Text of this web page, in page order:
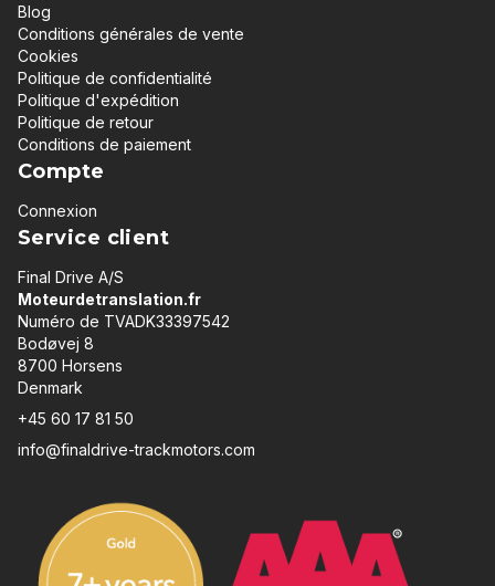
Blog
Conditions générales de vente
Cookies
Politique de confidentialité
Politique d'expédition
Politique de retour
Conditions de paiement
Compte
Connexion
Service client
Final Drive A/S
Moteurdetranslation.fr
Numéro de TVADK33397542
Bodøvej 8
8700 Horsens
Denmark
+45 60 17 81 50
info@finaldrive-trackmotors.com